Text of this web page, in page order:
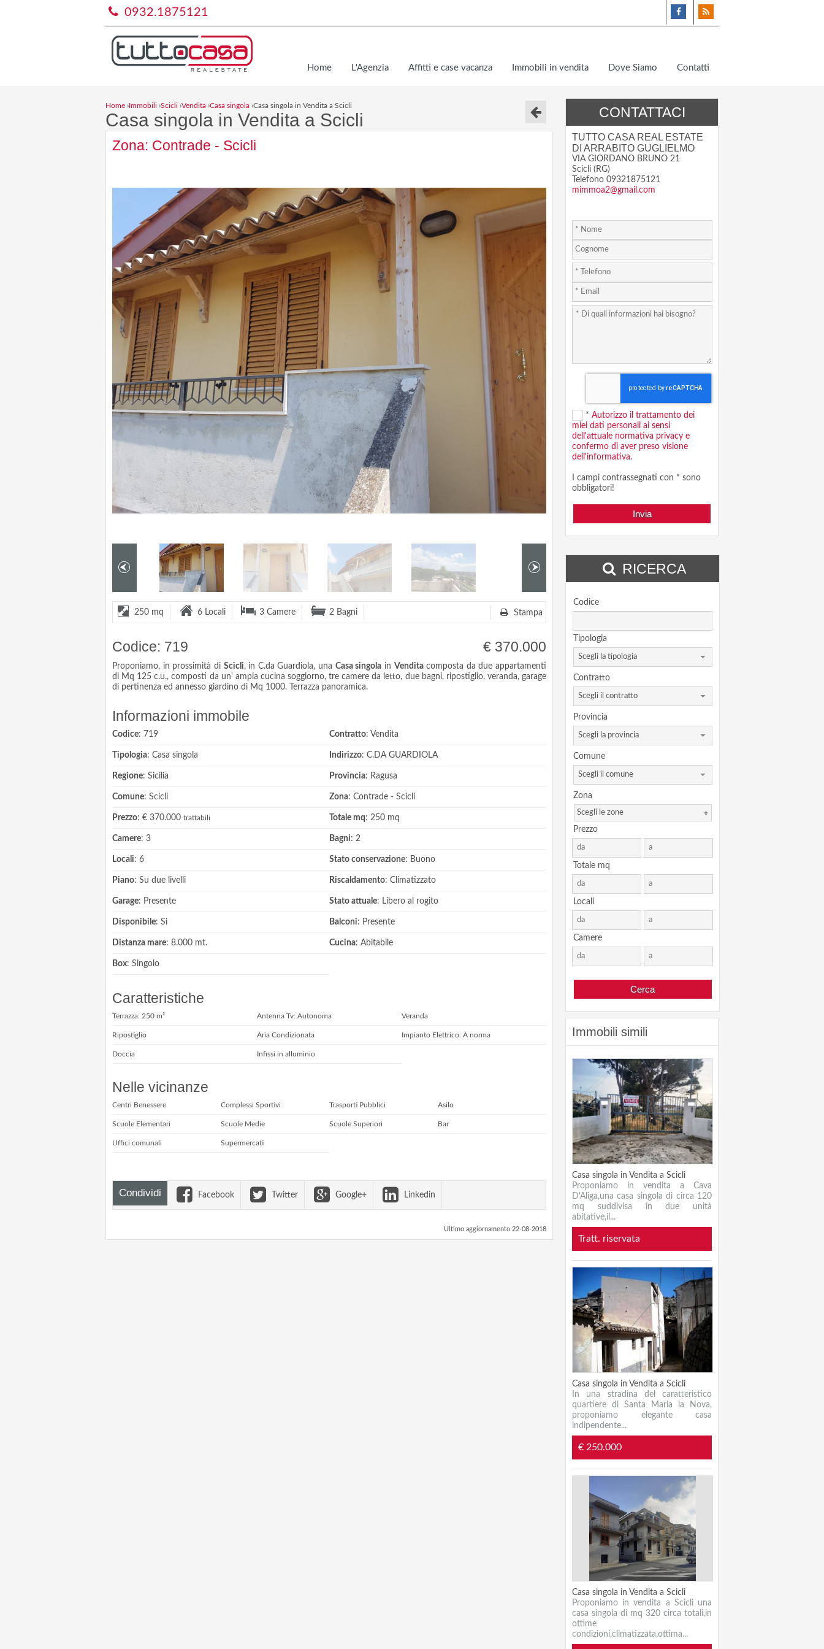
0932.1875121
Home L'Agenzia Affitti e case vacanza Immobili in vendita Dove Siamo Contatti
Home ›Immobili ›Scicli ›Vendita ›Casa singola ›Casa singola in Vendita a Scicli
Casa singola in Vendita a Scicli
Zona: Contrade - Scicli
250 mq 6 Locali 3 Camere 2 Bagni Stampa
Codice: 719 € 370.000
Proponiamo, in prossimità di Scicli, in C.da Guardiola, una Casa singola in Venditacomposta da due appartamenti
di Mq 125 c.u., composti da un' ampia cucina soggiorno, tre camere da letto, due bagni, ripostiglio, veranda, garage
di pertinenza ed annesso giardino di Mq 1000. Terrazza panoramica.
Informazioni immobile
Codice: 719 Contratto: Vendita
Tipologia: Casa singola Indirizzo: C.DA GUARDIOLA
Regione: Sicilia Provincia: Ragusa
Comune: Scicli Zona: Contrade - Scicli
Prezzo: € 370.000 trattabili Totale mq: 250 mq
Camere: 3 Bagni: 2
Locali: 6 Stato conservazione: Buono
Piano: Su due livelli Riscaldamento: Climatizzato
Garage: Presente Stato attuale: Libero al rogito
Disponibile: Si Balconi: Presente
Distanza mare: 8.000 mt. Cucina: Abitabile
Box: Singolo
Caratteristiche
Terrazza: 250 m² Antenna Tv: Autonoma Veranda
Ripostiglio Aria Condizionata Impianto Elettrico: A norma
Doccia Infissi in alluminio
Nelle vicinanze
Centri Benessere Complessi Sportivi Trasporti Pubblici Asilo
Scuole Elementari Scuole Medie Scuole Superiori Bar
Uffici comunali Supermercati
Condividi Facebook Twitter Google+ Linkedin
Ultimo aggiornamento 22-08-2018
CONTATTACI
TUTTO CASA REAL ESTATE
DI ARRABITO GUGLIELMO
VIA GIORDANO BRUNO 21
Scicli (RG)
Telefono 09321875121
mimmoa2@gmail.com
* Autorizzo il trattamento dei
miei dati personali ai sensi
dell'attuale normativa privacy e
confermo di aver preso visione
dell'informativa.
I campi contrassegnati con * sono
obbligatori!
RICERCA
Codice
Tipologia
Scegli la tipologia
Contratto
Scegli il contratto
Provincia
Scegli la provincia
Comune
Scegli il comune
Zona
Scegli le zone
Prezzo
Totale mq
Locali
Camere
Immobili simili
Casa singola in Vendita a Scicli
Proponiamo in vendita a Cava
D'Aliga,una casa singola di circa 120
mq suddivisa in due unità
abitative,il...
Tratt. riservata
Casa singola in Vendita a Scicli
In una stradina del caratteristico
quartiere di Santa Maria la Nova,
proponiamo elegante casa
indipendente...
€ 250.000
Casa singola in Vendita a Scicli
Proponiamo in vendita a Scicli una
casa singola di mq 320 circa totali,in
ottime
condizioni,climatizzata,ottima...